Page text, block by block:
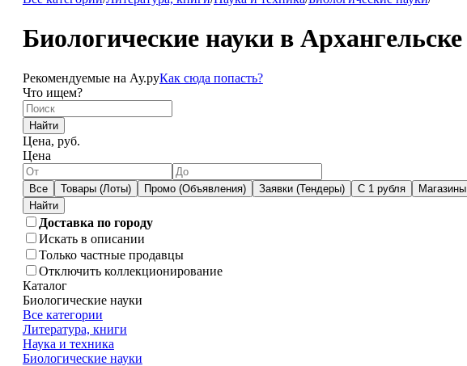
Биологические науки в Архангельске
Рекомендуемые на Ау.руКак сюда попасть?
Что ищем?
Найти
Цена, руб.
Цена
Все Товары (Лоты) Промо (Объявления) Заявки (Тендеры) С 1 рубля Магазины
Доставка по городу
Искать в описании
Только частные продавцы
Отключить коллекционирование
Каталог
Биологические науки
Все категории
Литература, книги
Наука и техника
Биологические науки